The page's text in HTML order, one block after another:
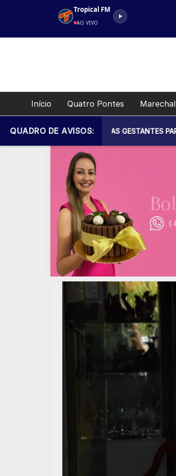
Tropical FM
AO VIVO
Início Quatro Pontes
QUADRO DE AVISOS:
TODAS AS GESTANTES PARA MAIS UM